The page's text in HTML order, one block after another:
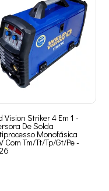
Vision Striker 4 Em 1 -
De Solda
Monofásica
Com Tm/Tt/Tp/Gt/Pe -